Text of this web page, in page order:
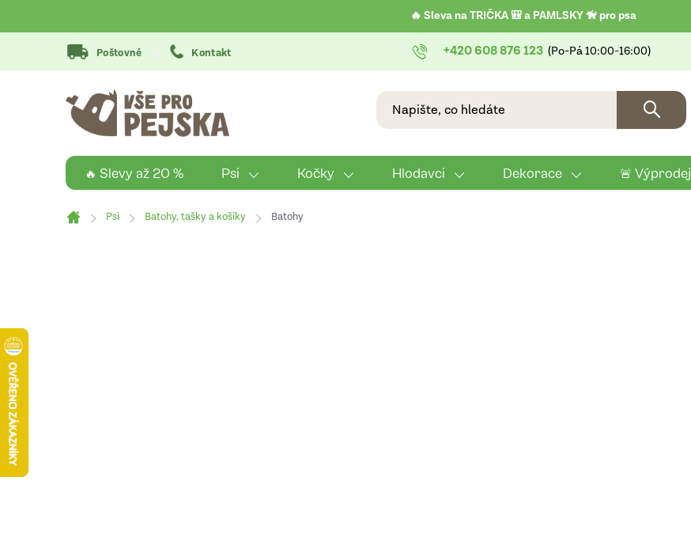
na
🔥 Sleva na TRIČKA 🎒 a PAMLSKY 🦮 pro psa
+420 608 876 123
Poštovné Kontakt
🔥 Slevy až 20 % Psi Kočky Hlodavci Dekorace 🚨 Výprodej
Domů
Psi Batohy, tašky a košíky Batohy